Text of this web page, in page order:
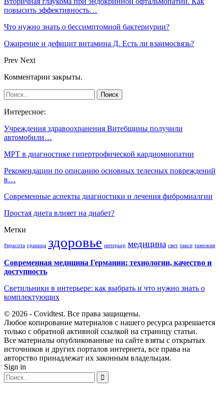
повысить эффективность…
Что нужно знать о бессимптомной бактериурии?
Ожирение и дефицит витамина Д. Есть ли взаимосвязь?
Prev Next
Комментарии закрыты.
Интересное:
Учреждения здравоохранения Витебщины получили
автомобили…
МРТ в диагностике гипертрофической кардиомиопатии
Рекомендации по описанию основных телесных повреждений
в…
Современные аспекты диагностики и лечения фибромиалгии
Простая диета влияет на диабет?
Метки
#красота граница здоровье интерьер медицина свет такси таможня
Современная медицина Германии: технологии, качество и
доступность
Светильники в интерьере: как выбрать и что нужно знать о
комплектующих
© 2026 - Covidtest. Все права защищены.
Любое копирование материалов с нашего ресурса разрешается
только с обратной активной ссылкой на страницу статьи.
Все материалы опубликованные на сайте взяты с открытых
источников и других порталов интернета, все права на
авторство принадлежат их законным владельцам.
Sign in